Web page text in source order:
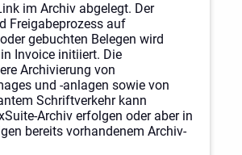
im Archiv abgelegt. Der
Freigabeprozess auf
gebuchten Belegen wird
Invoice initiiert. Die
Archivierung von
und -anlagen sowie von
Schriftverkehr kann
Archiv erfolgen oder aber in
bereits vorhandenem Archiv-